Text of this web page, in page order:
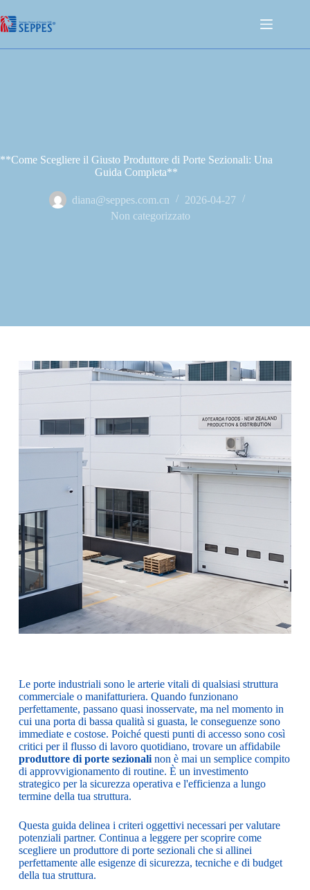
**Come Scegliere il Giusto Produttore di Porte Sezionali: Una
Guida Completa**
diana@seppes.com.cn
2026-04-27
Non categorizzato
Le porte industriali sono le arterie vitali di qualsiasi struttura
commerciale o manifatturiera. Quando funzionano
perfettamente, passano quasi inosservate, ma nel momento in
cui una porta di bassa qualità si guasta, le conseguenze sono
immediate e costose. Poiché questi punti di accesso sono così
critici per il flusso di lavoro quotidiano, trovare un affidabile
produttore di porte sezionalinon è mai un semplice compito
di approvvigionamento di routine. È un investimento
strategico per la sicurezza operativa e l'efficienza a lungo
termine della tua struttura.
Questa guida delinea i criteri oggettivi necessari per valutare
potenziali partner. Continua a leggere per scoprire come
scegliere un produttore di porte sezionali che si allinei
perfettamente alle esigenze di sicurezza, tecniche e di budget
della tua struttura.